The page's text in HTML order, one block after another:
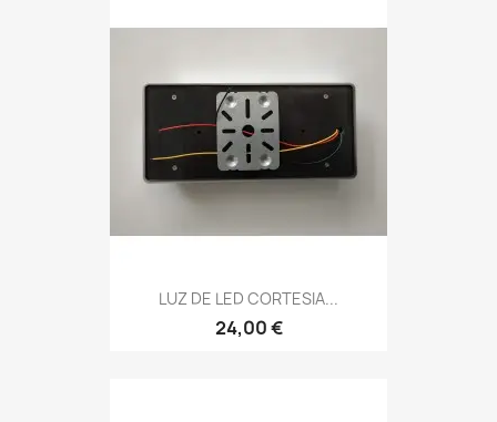
LUZ DE LED CORTESIA...
24,00 €